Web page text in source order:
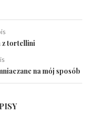
z tortellini
na mój sposób